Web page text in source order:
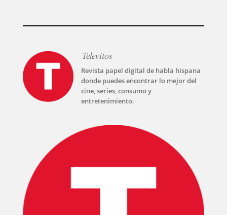
Televitos
Revista papel digital de habla hispana
donde puedes encontrar lo mejor del
cine, series, consumo y
entretenimiento.